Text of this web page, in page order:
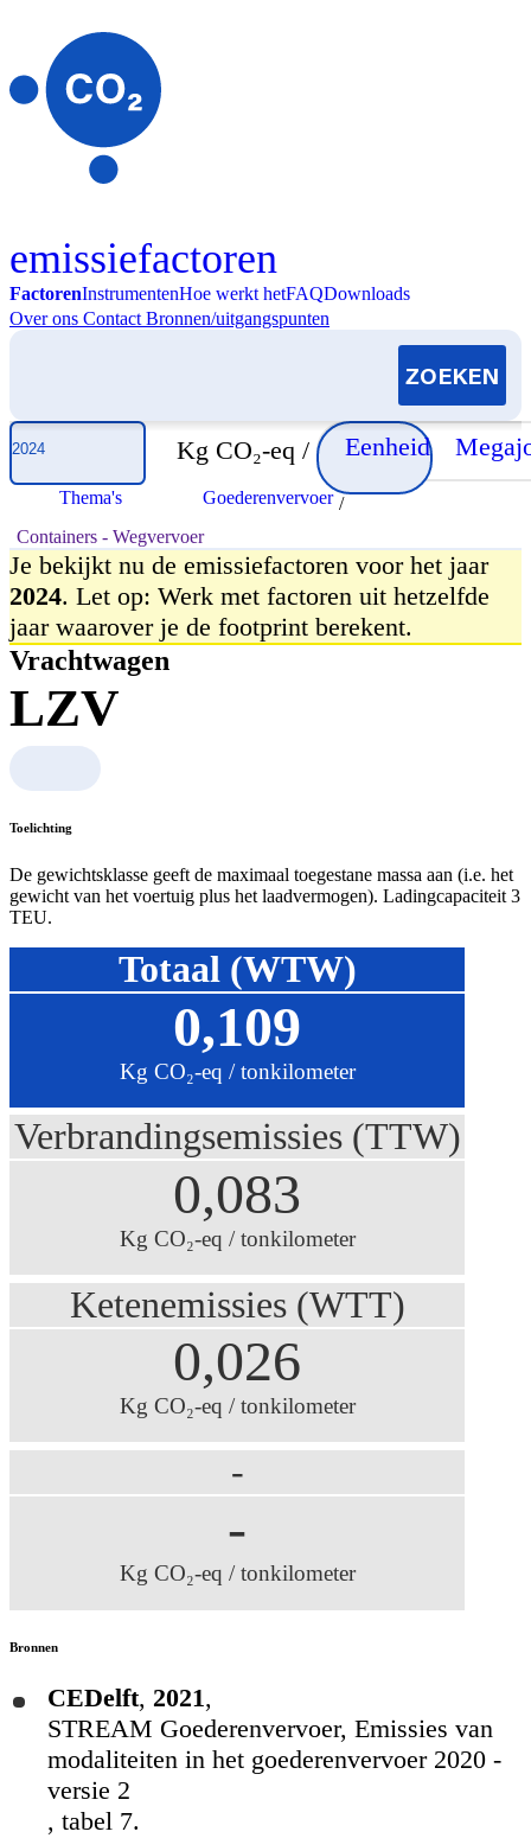
emissiefactoren
FactorenInstrumentenHoe werkt hetFAQDownloads
Over ons Contact Bronnen/uitgangspunten
Selecteer jaar
Kg CO₂-eq / Eenheid
Thema's Goederenvervoer /
Containers - Wegvervoer
Je bekijkt nu de emissiefactoren voor het jaar
2024. Let op: Werk met factoren uit hetzelfde
jaar waarover je de footprint berekent.
Vrachtwagen
LZV
Toelichting
De gewichtsklasse geeft de maximaal toegestane massa aan (i.e. het
gewicht van het voertuig plus het laadvermogen). Ladingcapaciteit 3
TEU.
Totaal (WTW)
0,109
Kg CO₂-eq / tonkilometer
Verbrandingsemissies (TTW)
0,083
Kg CO₂-eq / tonkilometer
Ketenemissies (WTT)
0,026
Kg CO₂-eq / tonkilometer
-
-
Kg CO₂-eq / tonkilometer
Bronnen
CEDelft, 2021,
STREAM Goederenvervoer, Emissies van
modaliteiten in het goederenvervoer 2020 -
versie 2
, tabel 7.